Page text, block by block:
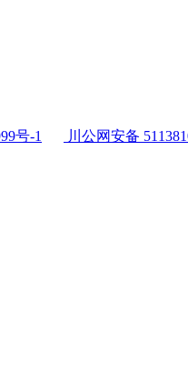
号-1 川公网安备